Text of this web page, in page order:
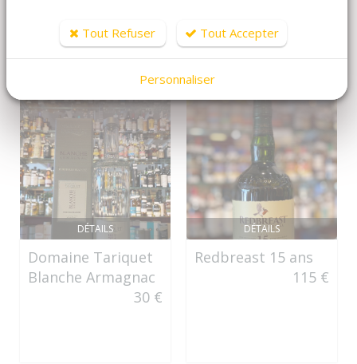
DÉTAILS
Domaine Tariquet
Blanche Armagnac
30 €
DÉTAILS
Redbreast 15 ans
115 €
Tout Refuser Tout Accepter
Personnaliser